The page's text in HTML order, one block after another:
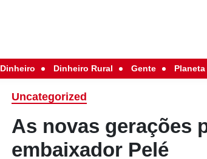
Dinheiro Dinheiro Rural Gente Planeta
Uncategorized
As novas gerações
embaixador Pelé